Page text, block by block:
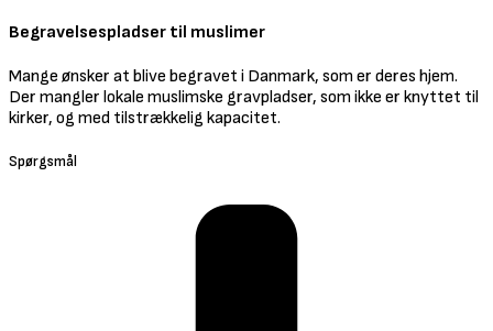
Begravelsespladser til muslimer
Mange ønsker at blive begravet i Danmark, som er deres hjem.
Der mangler lokale muslimske gravpladser, som ikke er knyttet til
kirker, og med tilstrækkelig kapacitet.
Spørgsmål